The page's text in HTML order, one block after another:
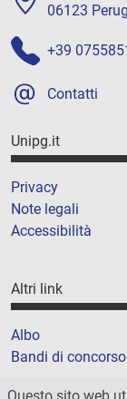
06123
+39
Contatti
Unipg.it
Privacy
Note legali
Accessibilità
Altri link
Albo
Bandi di concorso
Amministrazione